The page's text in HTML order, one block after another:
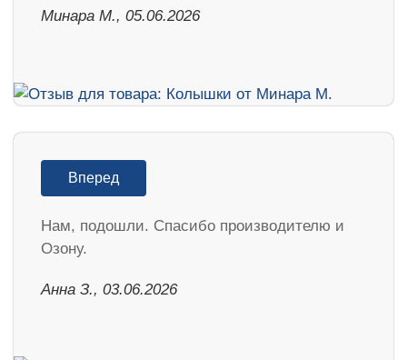
Минара М., 05.06.2026
Вперед
Нам, подошли. Спасибо производителю и
Озону.
Анна З., 03.06.2026